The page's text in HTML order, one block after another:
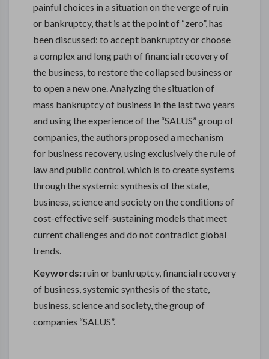
painful choices in a situation on the verge of ruin
or bankruptcy, that is at the point of “zero”, has
been discussed: to accept bankruptcy or choose
a complex and long path of financial recovery of
the business, to restore the collapsed business or
to open a new one. Analyzing the situation of
mass bankruptcy of business in the last two years
and using the experience of the “SALUS” group of
companies, the authors proposed a mechanism
for business recovery, using exclusively the rule of
law and public control, which is to create systems
through the systemic synthesis of the state,
business, science and society on the conditions of
cost-effective self-sustaining models that meet
current challenges and do not contradict global
trends.
Keywords:ruin or bankruptcy, financial recovery
of business, systemic synthesis of the state,
business, science and society, the group of
companies “SALUS”.